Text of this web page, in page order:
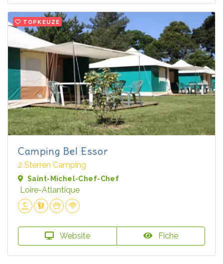
TOPKEUZE
Camping Bel Essor
2 Sterren Camping
Saint-Michel-Chef-Chef
Loire-Atlantique
Website Fiche